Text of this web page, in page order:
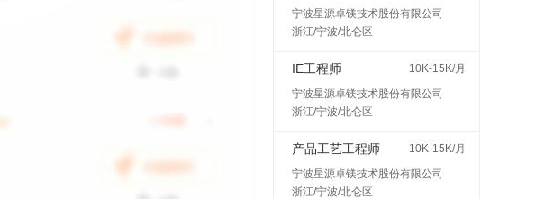
宁波星源卓镁技术股份有限公司
浙江/宁波/北仑区
IE工程师
10K-15K/月
宁波星源卓镁技术股份有限公司
浙江/宁波/北仑区
产品工艺工程师
10K-15K/月
宁波星源卓镁技术股份有限公司
浙江/宁波/北仑区